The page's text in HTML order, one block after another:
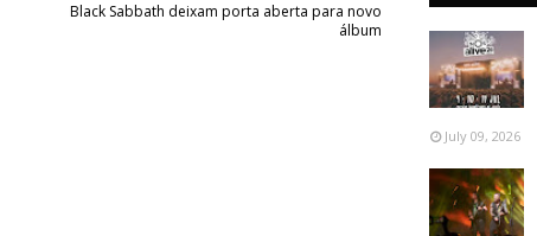
Black Sabbath deixam porta aberta para novo
álbum
July 09, 2026